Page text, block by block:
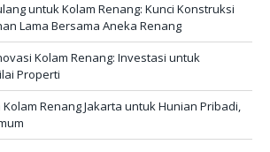
untuk Kolam Renang: Kunci Konstruksi
Lama Bersama Aneka Renang
Kolam Renang: Investasi untuk
Properti
Renang Jakarta untuk Hunian Pribadi,